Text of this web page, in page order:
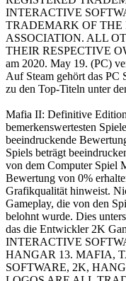
INTERACTIVE
TRADEMARK OF THE
ASSOCIATION. ALL
THEIR RESPECTIVE
am 2020. May 19. (PC)
Auf Steam gehört das
zu den Top-Titeln unter
Mafia II: Definitive
bemerkenswertesten
beeindruckende
Spiels beträgt
von dem Computer Spiel
Bewertung von 0%
Grafikqualität hinweist.
Gameplay, die von den
belohnt wurde. Dies
das die Entwickler 2K
INTERACTIVE
HANGAR 13. MAFIA,
SOFTWARE, 2K,